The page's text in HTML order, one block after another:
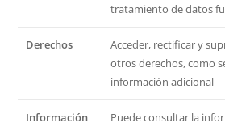
tratamiento de datos
Derechos
Acceder, rectificar y
otros derechos, como
información adicional
Información
Puede consultar la